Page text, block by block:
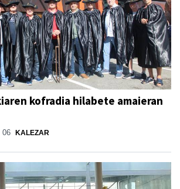
kofradia hilabete amaieran
06 KALEZAR